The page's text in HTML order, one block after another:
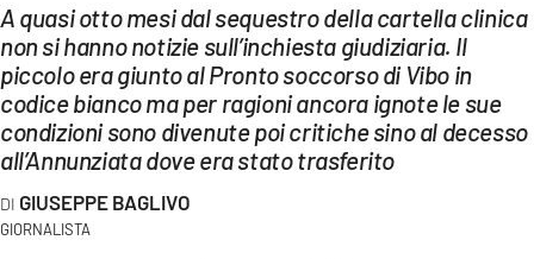
LAC NETWORK
LAC ONAIR
LaC
Network
LACPLAY.IT
A quasi otto mesi dal sequestro della cartella clinica
non si hanno notizie sull’inchiesta giudiziaria. Il
piccolo era giunto al Pronto soccorso di Vibo in
codice bianco ma per ragioni ancora ignote le sue
condizioni sono divenute poi critiche sino al decesso
all’Annunziata dove era stato trasferito
GIUSEPPE BAGLIVO
GIORNALISTA